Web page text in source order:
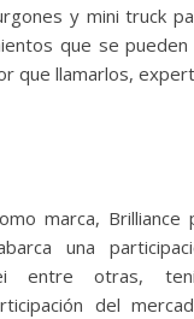
y mini truck
que se
que llamarlos,
marca, Brilliance
una
entre otras,
del